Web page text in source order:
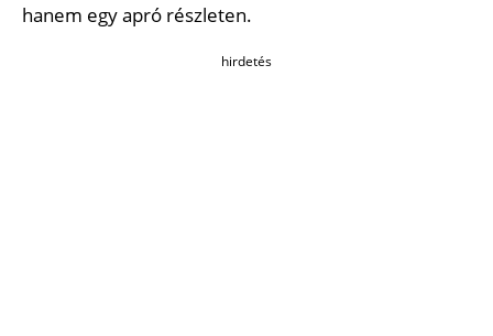
hanem egy apró részleten.
hirdetés